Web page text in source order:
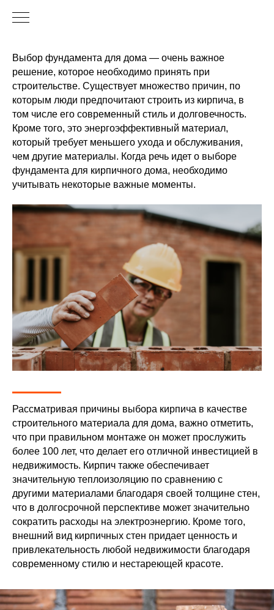
Выбор фундамента для дома — очень важное
решение, которое необходимо принять при
строительстве. Существует множество причин, по
которым люди предпочитают строить из кирпича, в
том числе его современный стиль и долговечность.
Кроме того, это энергоэффективный материал,
который требует меньшего ухода и обслуживания,
чем другие материалы. Когда речь идет о выборе
фундамента для кирпичного дома, необходимо
учитывать некоторые важные моменты.
Рассматривая причины выбора кирпича в качестве
строительного материала для дома, важно отметить,
что при правильном монтаже он может прослужить
более 100 лет, что делает его отличной инвестицией в
недвижимость. Кирпич также обеспечивает
значительную теплоизоляцию по сравнению с
другими материалами благодаря своей толщине стен,
что в долгосрочной перспективе может значительно
сократить расходы на электроэнергию. Кроме того,
внешний вид кирпичных стен придает ценность и
привлекательность любой недвижимости благодаря
современному стилю и нестареющей красоте.